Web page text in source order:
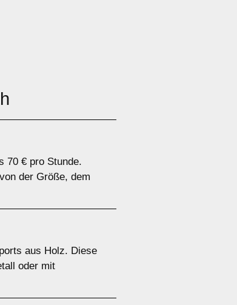
70 € pro Stunde.
der Größe, dem
aus Holz. Diese
oder mit